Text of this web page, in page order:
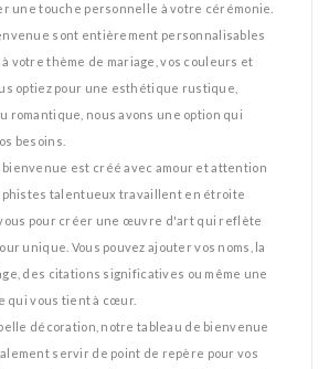
une touche personnelle à votre cérémonie.
sont entièrement personnalisables
votre thème de mariage, vos couleurs et
optiez pour une esthétique rustique,
romantique, nous avons une option qui
besoins.
bienvenue est créé avec amour et attention
talentueux travaillent en étroite
pour créer une œuvre d'art qui reflète
unique. Vous pouvez ajouter vos noms, la
des citations significatives ou même une
qui vous tient à cœur.
décoration, notre tableau de bienvenue
servir de point de repère pour vos